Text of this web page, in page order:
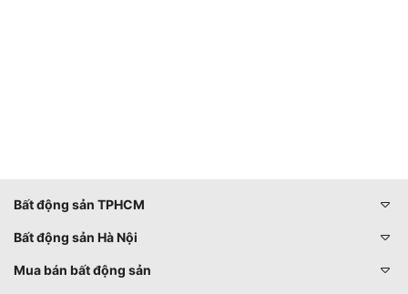
Bất động sản TPHCM
Bất động sản Hà Nội
Mua bán bất động sản